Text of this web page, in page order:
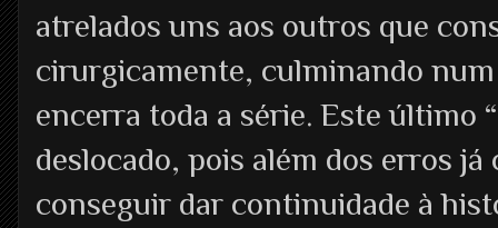
atrelados uns aos outros que
cirurgicamente, culminando
encerra toda a série. Este último
deslocado, pois além dos erros
conseguir dar continuidade à